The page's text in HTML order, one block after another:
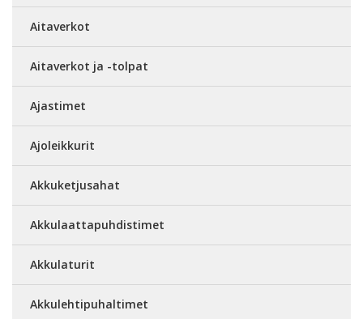
Aitaverkot
Aitaverkot ja -tolpat
Ajastimet
Ajoleikkurit
Akkuketjusahat
Akkulaattapuhdistimet
Akkulaturit
Akkulehtipuhaltimet